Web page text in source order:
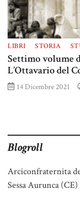
LIBRI STORIA
Settimo volume
L’Ottavario del
14 Dicembre 2021
Blogroll
Arciconfraternita
Sessa Aurunca (CE)